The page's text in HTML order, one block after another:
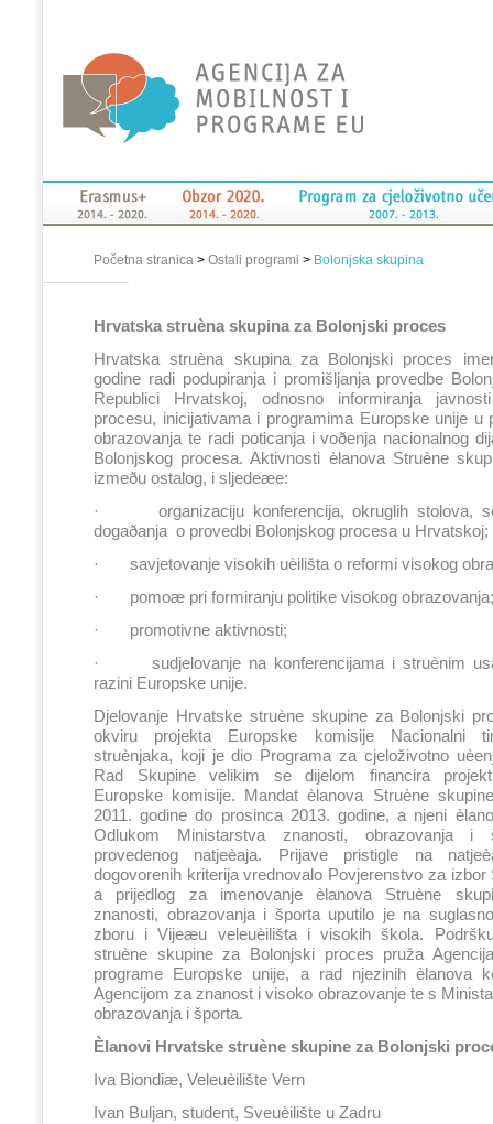
Početna stranica > Ostali programi > Bolonjska skupina
Hrvatska struèna skupina za Bolonjski proces
Hrvatska struèna skupina za Bolonjski proces
godine radi podupiranja i promišljanja provedbe
Republici Hrvatskoj, odnosno informiranja
procesu, inicijativama i programima Europske unije u
obrazovanja te radi poticanja i voðenja nacionalnog
Bolonjskog procesa. Aktivnosti èlanova Struène
izmeðu ostalog, i sljedeæe:
· organizaciju konferencija, okruglih stolova,
dogaðanja o provedbi Bolonjskog procesa u
· savjetovanje visokih uèilišta o reformi visokog
· pomoæ pri formiranju politike visokog obrazovanja;
· promotivne aktivnosti;
· sudjelovanje na konferencijama i struènim
razini Europske unije.
Djelovanje Hrvatske struène skupine za Bolonjski
okviru projekta Europske komisije Nacionalni
struènjaka, koji je dio Programa za cjeloživotno
Rad Skupine velikim se dijelom financira
Europske komisije. Mandat èlanova Struène
2011. godine do prosinca 2013. godine, a njeni
Odlukom Ministarstva znanosti, obrazovanja i
provedenog natjeèaja. Prijave pristigle na
dogovorenih kriterija vrednovalo Povjerenstvo za izbor
a prijedlog za imenovanje èlanova Struène
znanosti, obrazovanja i športa uputilo je na
zboru i Vijeæu veleuèilišta i visokih škola.
struène skupine za Bolonjski proces pruža
programe Europske unije, a rad njezinih èlanova
Agencijom za znanost i visoko obrazovanje te s
obrazovanja i športa.
Èlanovi Hrvatske struène skupine za Bolonjski
Iva Biondiæ, Veleuèilište Vern
Ivan Buljan, student, Sveuèilište u Zadru